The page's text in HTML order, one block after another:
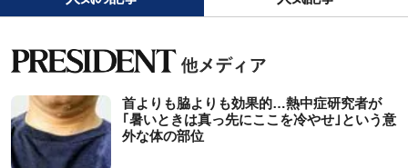
首よりも脇よりも効果的…熱中症研究者が
｢暑いときは真っ先にここを冷やせ｣という意
外な体の部位